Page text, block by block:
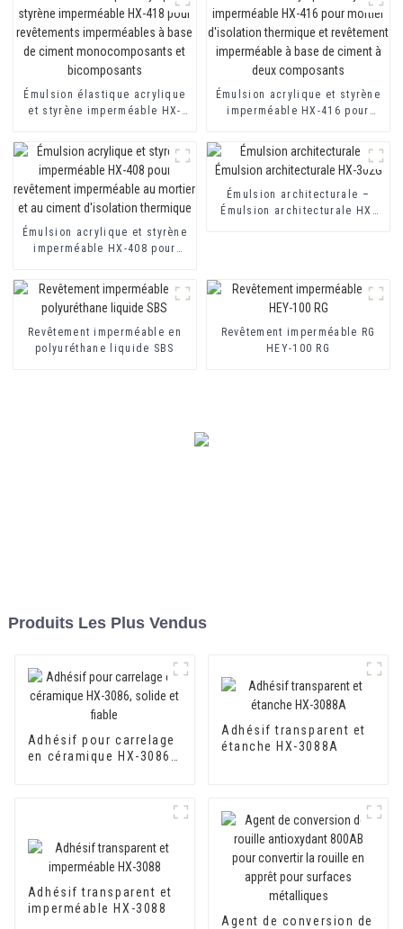
Émulsion élastique acrylique
et styrène imperméable HX-
imperméables à base de
ciment monocomposants et
bicomposants
Émulsion acrylique et styrène
imperméable HX-416 pour
et revêtement imperméable à
base de ciment à deux
composants
Émulsion acrylique et styrène
imperméable HX-408 pour
mortier et au ciment
d'isolation thermique
Émulsion architecturale –
Émulsion architecturale HX-
Revêtement imperméable en
polyuréthane liquide SBS
Revêtement imperméable RG
HEY-100 RG
Produits Les Plus Vendus
Adhésif pour carrelage
en céramique HX-3086,
Adhésif transparent et
étanche HX-3088A
Adhésif transparent et
imperméable HX-3088
Agent de conversion de